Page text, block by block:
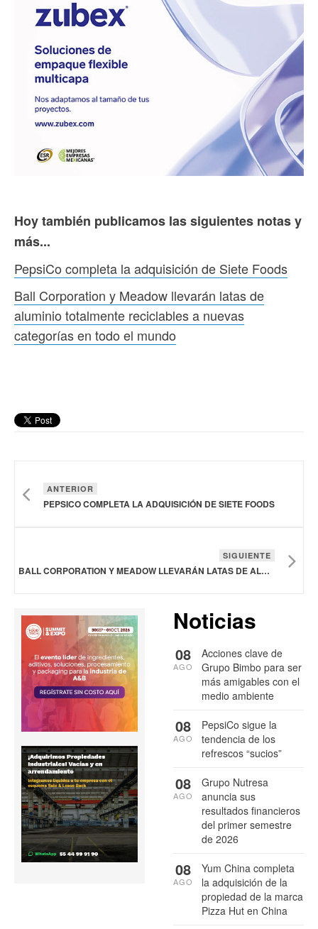
Hoy también publicamos las siguientes notas y
más...
PepsiCo completa la adquisición de Siete Foods
Ball Corporation y Meadow llevarán latas de
aluminio totalmente reciclables a nuevas
categorías en todo el mundo
ANTERIOR
PEPSICO COMPLETA LA ADQUISICIÓN DE SIETE FOODS
SIGUIENTE
BALL CORPORATION Y MEADOW LLEVARÁN LATAS DE ALUMINIO TOTALMENTE RECICLABLES A NUEVAS CATEGORÍAS EN TODO EL MUNDO
Noticias
Acciones clave de
Grupo Bimbo para ser
más amigables con el
medio ambiente
08
AGO
PepsiCo sigue la
tendencia de los
refrescos “sucios”
08
AGO
Grupo Nutresa
anuncia sus
resultados financieros
del primer semestre
de 2026
08
AGO
Yum China completa
la adquisición de la
propiedad de la marca
Pizza Hut en China
08
AGO